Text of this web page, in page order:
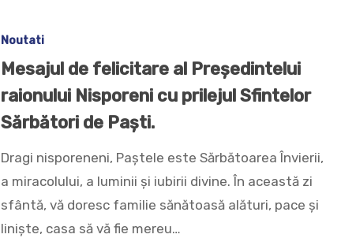
Noutati
Mesajul de felicitare al Preşedintelui
raionului Nisporeni cu prilejul Sfintelor
Sărbători de Paşti.
Dragi nisporeneni, Paștele este Sărbătoarea Învierii,
a miracolului, a luminii și iubirii divine. În această zi
sfântă, vă doresc familie sănătoasă alături, pace și
liniște, casa să vă fie mereu…